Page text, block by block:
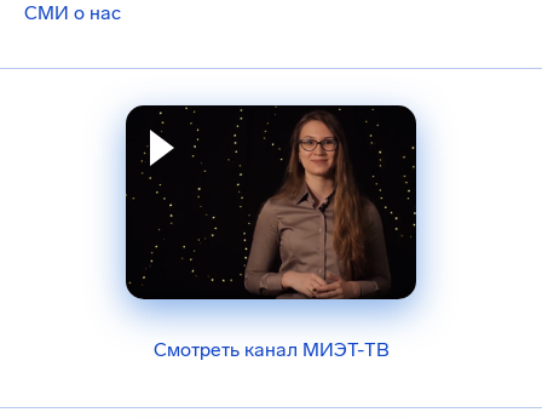
СМИ о нас
Смотреть канал МИЭТ-ТВ